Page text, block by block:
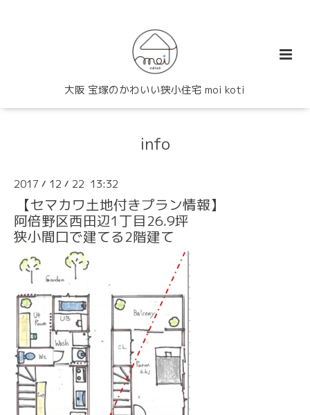
大阪 宝塚のかわいい狭小住宅 moi koti
info
2017 / 12 / 22 13:32
【セマカワ土地付きプラン情報】
阿倍野区西田辺1丁目26.9坪
狭小間口で建てる2階建て